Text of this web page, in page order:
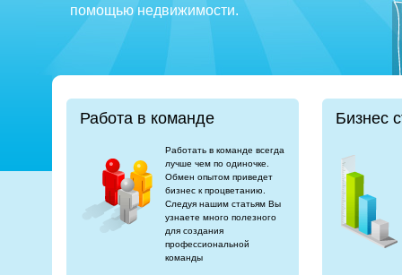
помощью недвижимости.
Работа в команде
Работать в команде всегда
лучше чем по одиночке.
Обмен опытом приведет
бизнес к процветанию.
Следуя нашим статьям Вы
узнаете много полезного
для создания
профессиональной
команды
Бизнес